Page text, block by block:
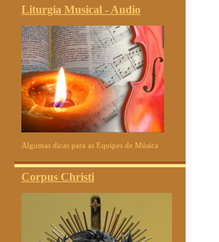
Liturgia Musical - Audio
Algumas dicas para as Equipes de Música
Corpus Christi